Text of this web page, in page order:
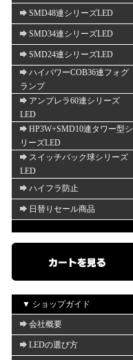
SMD48連シリーズLED
SMD34連シリーズLED
SMD24連シリーズLED
ハイパワーCOB36連フォグ
ランプ
アンブレラ60連シリーズ
LED
HP3W+SMD10連タワー型シ
リーズLED
スイッチバック球シリーズ
LED
ハイフラ防止
日替りセール商品
▼ ショップガイド
会社概要
LEDの選び方